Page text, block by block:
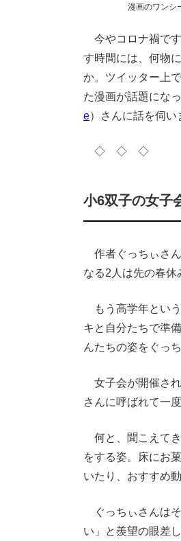
漫画のワンシ
今やコロナ禍で
す時間には、何物
か。ツイッター上
た漫画が話題にな
e）さんに話を伺い
◇ ◇ ◇
小6双子の女子
作者ぐっちぃさ
なる2人は先の春休
もう高学年とい
キと自分たちで準
んたちの姿をぐっ
女子会が開催さ
さんに呼ばれて一
何と、聞こえて
をする姿。床にお
いたり、おすすめ
ぐっちぃさんは
い」と羨望の眼差